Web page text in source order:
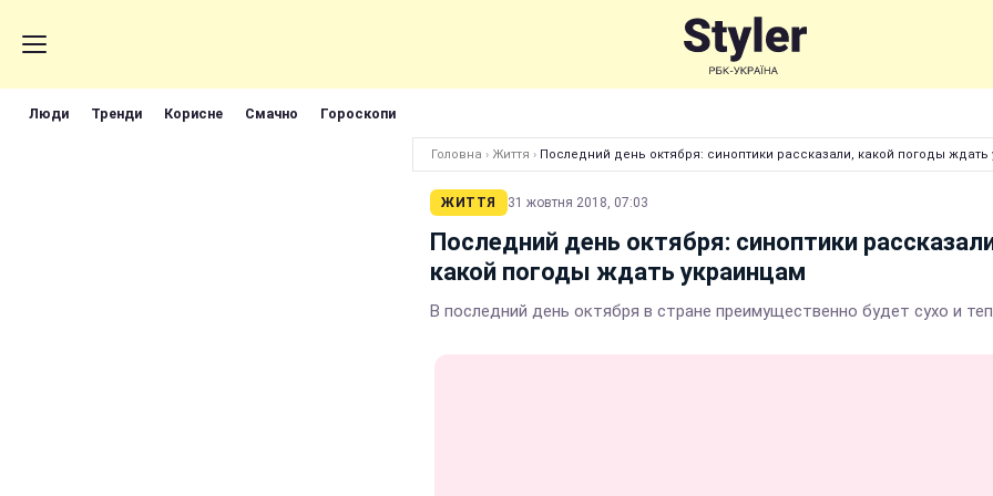
Люди Тренди Корисне Смачно Гороскопи
Головна › Життя › Последний день октября: синоптики рассказали, какой погоды ждать
ЖИТТЯ 31 жовтня 2018, 07:03
Последний день октября: синоптики
какой погоды ждать украинцам
В последний день октября в стране преимущественно будет сухо и